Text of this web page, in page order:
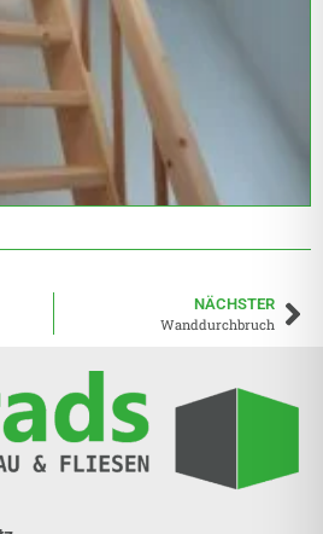
NÄCHSTER
Wanddurchbruch